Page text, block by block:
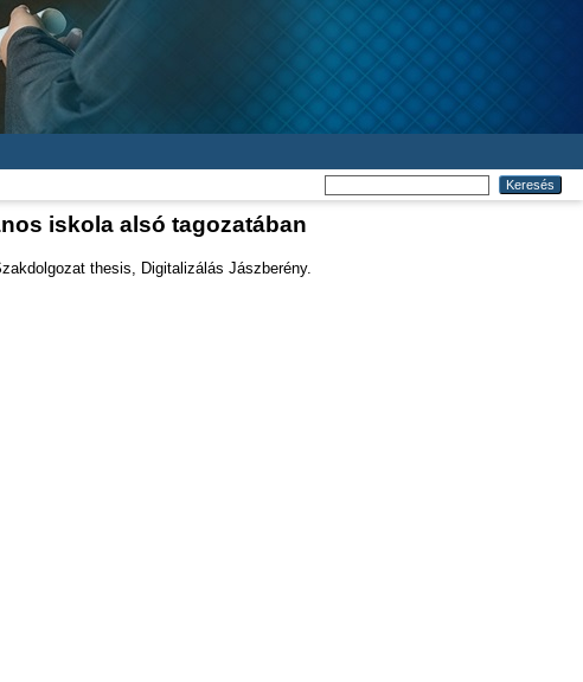
iskola alsó tagozatában
thesis, Digitalizálás Jászberény.